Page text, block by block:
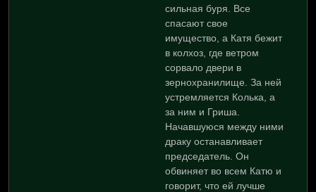
сильная буря. Все
спасают свое
имущество, а Катя бежит
в колхоз, где ветром
сорвало двери в
зернохранилище. За ней
устремляется Колька, а
за ним и Гриша.
Начавшуюся между ними
драку останавливает
председатель. Он
обвиняет во всем Катю и
говорит, что ей лучше